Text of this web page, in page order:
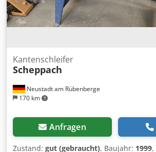
Neustadt am Rübenberge
170 km
Kantenschleifer
Scheppach
Anfragen
Zustand: gut (gebraucht), Baujahr: 1999,